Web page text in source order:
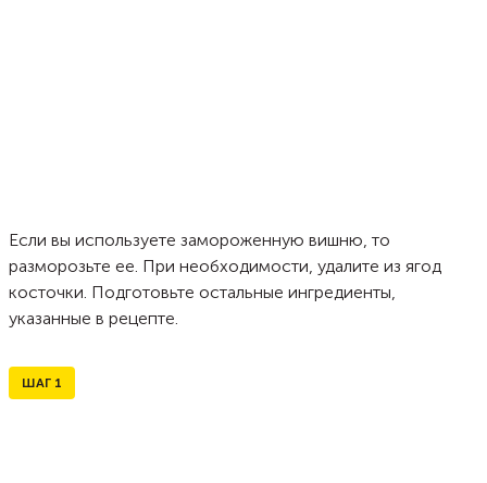
Если вы используете замороженную вишню, то
разморозьте ее. При необходимости, удалите из ягод
косточки. Подготовьте остальные ингредиенты,
указанные в рецепте.
ШАГ 1